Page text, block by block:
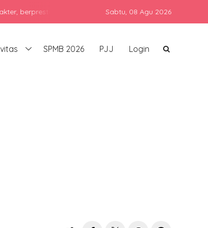
siap bersaing di era global dengan tetap menjunjung
Sabtu, 08 Agu 2026
SPMB 2026 PJJ Login